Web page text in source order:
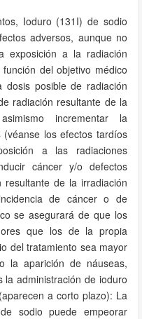
Ioduro (131I) de sodio
adversos, aunque no
exposición a la radiación
del objetivo médico
posible de radiación
radiación resultante de la
incrementar la
los efectos tardíos
a las radiaciones
cáncer y/o defectos
de la irradiación
de cáncer o de
se asegurará de que los
que los de la propia
del tratamiento sea mayor
la aparición de náuseas,
la administración de ioduro
a corto plazo): La
sodio puede empeorar